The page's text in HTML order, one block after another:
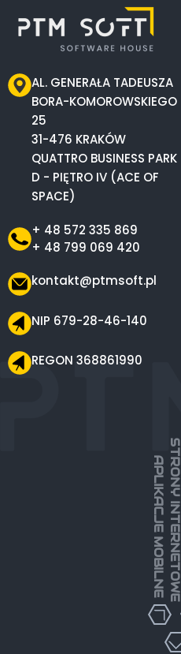
AL. GENERAŁA TADEUSZA
BORA-KOMOROWSKIEGO
25
31-476 KRAKÓW
QUATTRO BUSINESS PARK
D - PIĘTRO IV (ACE OF
SPACE)
+ 48 572 335 869
+ 48 799 069 420
kontakt@ptmsoft.pl
NIP 679-28-46-140
REGON 368861990
APLIKACJE MOBILNESTRONY INTERNETOWE